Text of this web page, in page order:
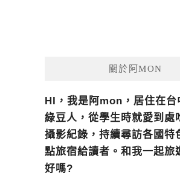
關於阿MON
HI，我是阿mon，居住在台
綠豆人，從學生時就愛到處
攝影紀錄，持續尋訪各國特
點旅宿給讀者。和我一起旅
好嗎?